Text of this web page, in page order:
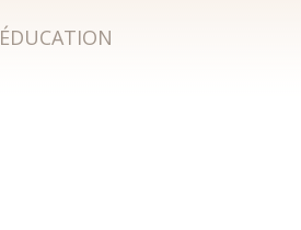
ÉDUCATION